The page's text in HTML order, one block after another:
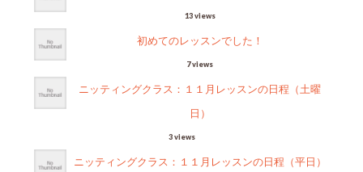
13 views
初めてのレッスンでした！
7 views
ニッティングクラス：１１月レッスンの日程（土曜
日）
3 views
ニッティングクラス：１１月レッスンの日程（平日）